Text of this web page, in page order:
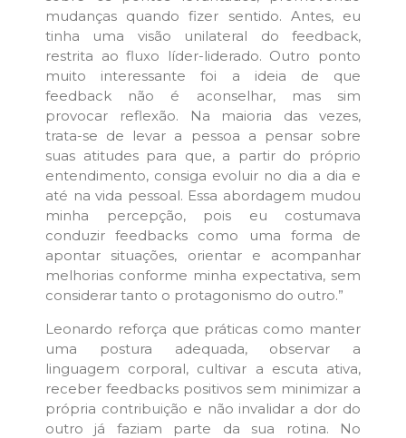
mudanças quando fizer sentido. Antes, eu
tinha uma visão unilateral do feedback,
restrita ao fluxo líder-liderado. Outro ponto
muito interessante foi a ideia de que
feedback não é aconselhar, mas sim
provocar reflexão. Na maioria das vezes,
trata-se de levar a pessoa a pensar sobre
suas atitudes para que, a partir do próprio
entendimento, consiga evoluir no dia a dia e
até na vida pessoal. Essa abordagem mudou
minha percepção, pois eu costumava
conduzir feedbacks como uma forma de
apontar situações, orientar e acompanhar
melhorias conforme minha expectativa, sem
considerar tanto o protagonismo do outro.”
Leonardo reforça que práticas como manter
uma postura adequada, observar a
linguagem corporal, cultivar a escuta ativa,
receber feedbacks positivos sem minimizar a
própria contribuição e não invalidar a dor do
outro já faziam parte da sua rotina. No